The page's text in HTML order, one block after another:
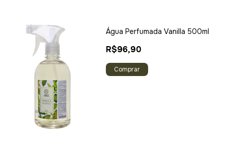
Água Perfumada Vanilla 500ml
R$96,90